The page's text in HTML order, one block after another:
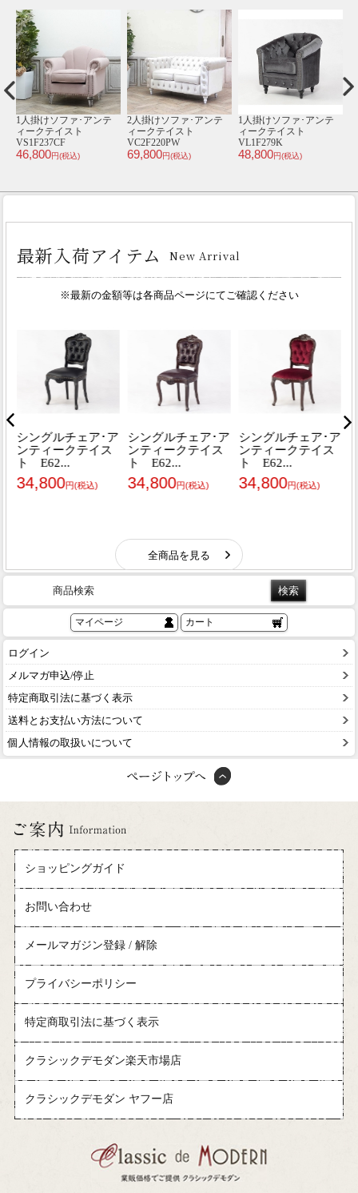
1人掛けソファ･アンテ
ィークテイスト
VS1F237CF
46,800円(税込)
2人掛けソファ･アンテ
ィークテイスト
VC2F220PW
69,800円(税込)
1人掛けソファ･アンテ
ィークテイスト
VL1F279K
48,800円(税込)
商品検索
マイページ カート
ログイン
メルマガ申込/停止
特定商取引法に基づく表示
送料とお支払い方法について
個人情報の取扱いについて
ショッピングガイド
お問い合わせ
メールマガジン登録 / 解除
プライバシーポリシー
特定商取引法に基づく表示
クラシックデモダン楽天市場店
クラシックデモダン ヤフー店